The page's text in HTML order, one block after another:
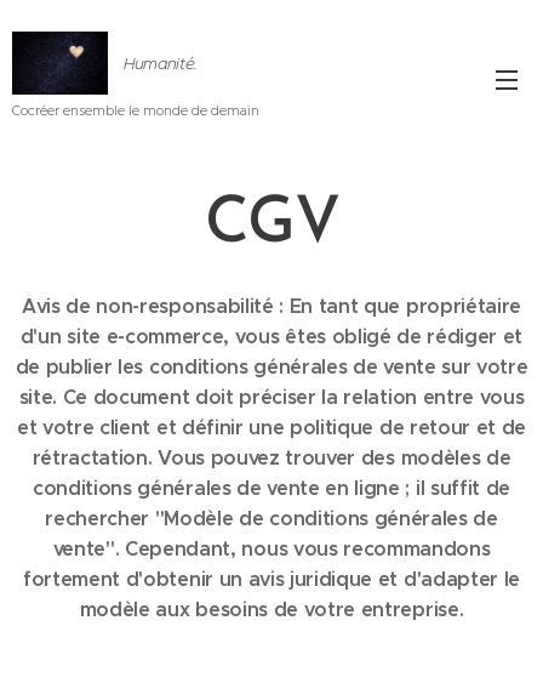
Humanité.
Cocréer ensemble le monde de demain
CGV
Avis de non-responsabilité : En tant que propriétaire
d'un site e-commerce, vous êtes obligé de rédiger et
de publier les conditions générales de vente sur votre
site. Ce document doit préciser la relation entre vous
et votre client et définir une politique de retour et de
rétractation. Vous pouvez trouver des modèles de
conditions générales de vente en ligne ; il suffit de
rechercher "Modèle de conditions générales de
vente". Cependant, nous vous recommandons
fortement d'obtenir un avis juridique et d'adapter le
modèle aux besoins de votre entreprise.